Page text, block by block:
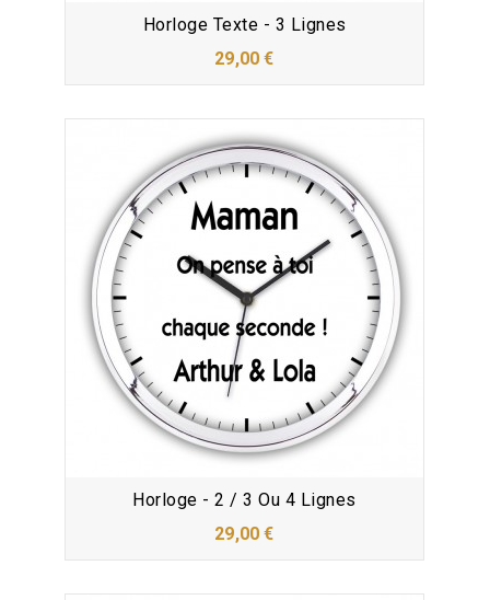
Horloge Texte - 3 Lignes
29,00 €
Horloge - 2 / 3 Ou 4 Lignes
29,00 €